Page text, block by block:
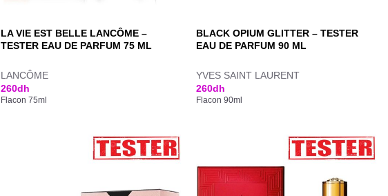
LA VIE EST BELLE LANCÔME –
TESTER EAU DE PARFUM 75 ML
LANCÔME
260dh
Flacon 75ml
BLACK OPIUM GLITTER – TESTER
EAU DE PARFUM 90 ML
YVES SAINT LAURENT
260dh
Flacon 90ml